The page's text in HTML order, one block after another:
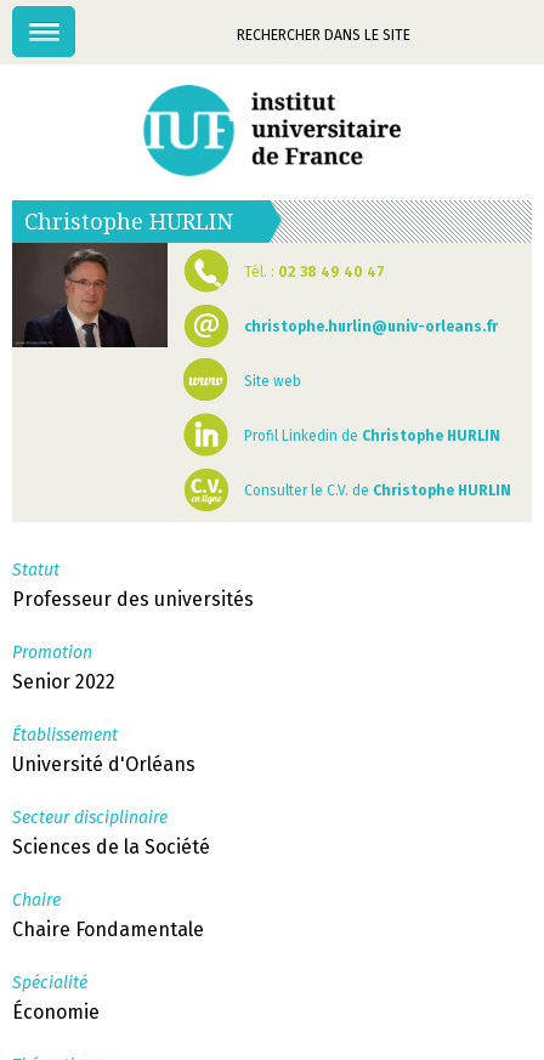
Mots-
Menu
Christophe HURLIN
Tél. : 02 38 49 40 47
christophe.hurlin@univ-orleans.fr
Site web
Profil Linkedin de Christophe HURLIN
Consulter le C.V. de Christophe HURLIN
Statut
Professeur des universités
Promotion
Senior 2022
Établissement
Université d'Orléans
Secteur disciplinaire
Sciences de la Société
Chaire
Chaire Fondamentale
Spécialité
Économie